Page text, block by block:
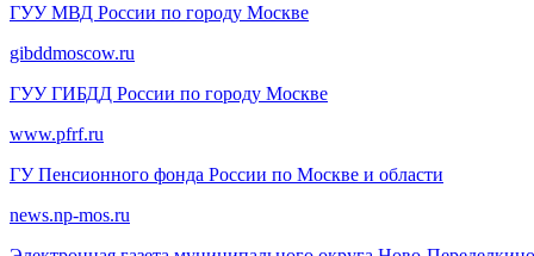
ГУУ МВД России по городу Москве
gibddmoscow.ru
ГУУ ГИБДД России по городу Москве
www.pfrf.ru
ГУ Пенсионного фонда России по Москве и области
news.np-mos.ru